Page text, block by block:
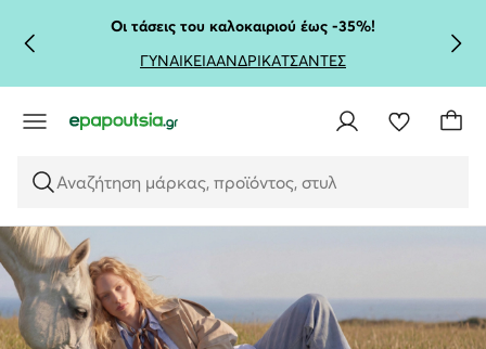
ΜΕΤΆΒΑΣΗ ΣΤΟ ΚΎΡΙΟ ΠΕΡΙΕΧΌΜΕΝΟ
ΜΕΤΆΒΑΣΗ ΣΤΗΝ ΑΝΑΖΉΤΗΣΗ
Οι τάσεις του καλοκαιριού έως -35%!
ΓΥΝΑΙΚΕΙΑΑΝΔΡΙΚΑΤΣΑΝΤΕΣ
Αναζήτηση μάρκας, προϊόντος, στυλ